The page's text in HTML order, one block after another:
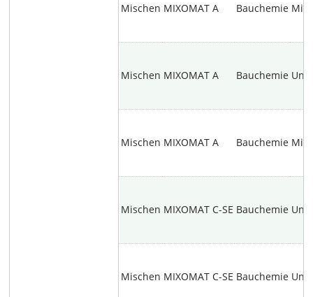
Mischen MIXOMAT A Bauchemie
Mischen MIXOMAT A Bauchemie
Mischen MIXOMAT A Bauchemie
Mischen MIXOMAT C-SE Bauchemie
Mischen MIXOMAT C-SE Bauchemie